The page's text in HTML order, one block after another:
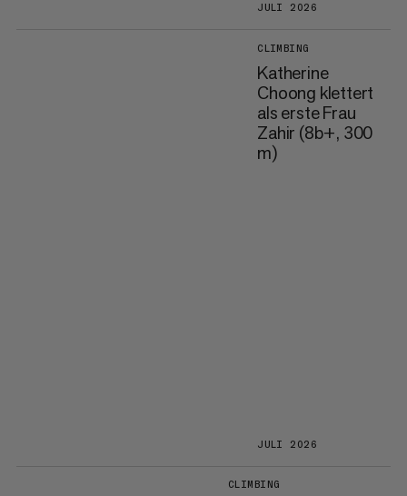
JULI 2026
CLIMBING
Katherine
Choong klettert
als erste Frau
Zahir (8b+, 300
m)
JULI 2026
CLIMBING